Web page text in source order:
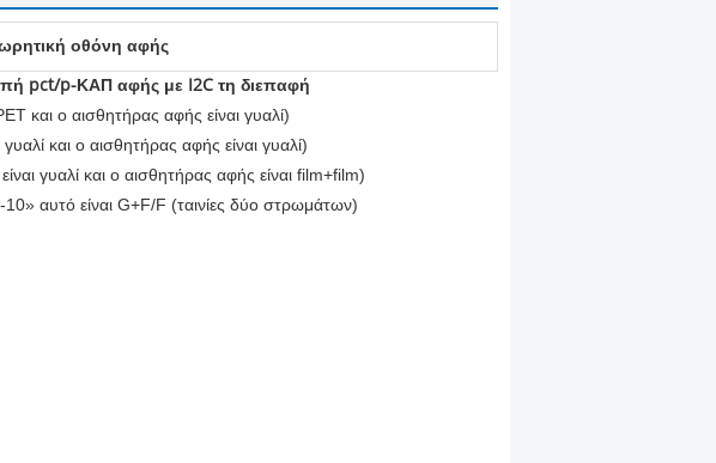
οθόνη αφής
pct/p-ΚΑΠ αφής με I2C τη διεπαφή
και ο αισθητήρας αφής είναι γυαλί)
και ο αισθητήρας αφής είναι γυαλί)
γυαλί και ο αισθητήρας αφής είναι film+film)
10» αυτό είναι G+F/F (ταινίες δύο στρωμάτων)